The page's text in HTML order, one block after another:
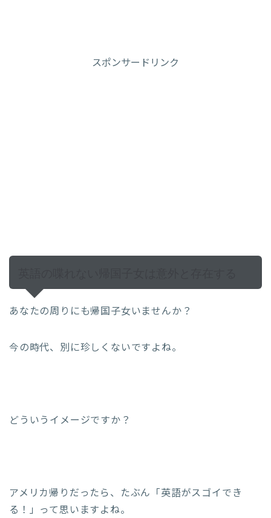
スポンサードリンク
あなたの周りにも帰国子女いませんか？
今の時代、別に珍しくないですよね。
どういうイメージですか？
アメリカ帰りだったら、たぶん「英語がスゴイでき
る！」って思いますよね。